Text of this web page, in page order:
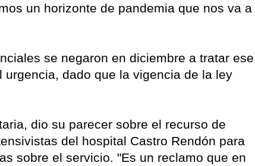
un horizonte de pandemia que nos va a
se negaron en diciembre a tratar ese
dado que la vigencia de la ley
dio su parecer sobre el recurso de
del hospital Castro Rendón para
sobre el servicio. "Es un reclamo que en